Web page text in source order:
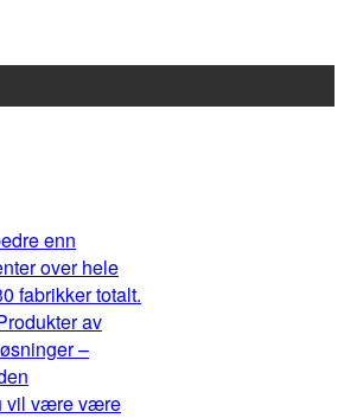
enn
over hele
fabrikker totalt.
av
–
vil være være